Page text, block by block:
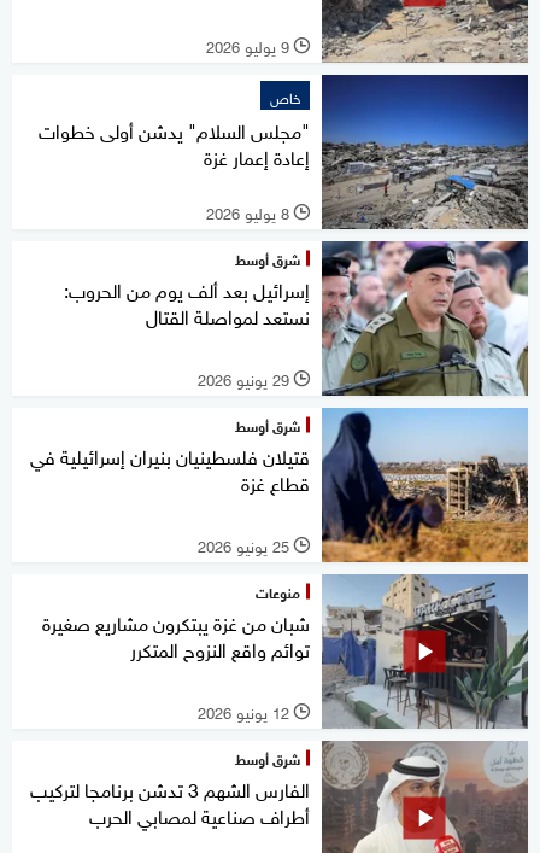
l 9 يوليو 2026
خاص
"مجلس السلام" يدشن أولى خطوات
إعادة إعمار غزة
l 8 يوليو 2026
شرق أوسط
إسرائيل بعد ألف يوم من الحروب:
نستعد لمواصلة القتال
l 29 يونيو 2026
شرق أوسط
قتيلان فلسطينيان بنيران إسرائيلية في
قطاع غزة
l 25 يونيو 2026
منوعات
شبان من غزة يبتكرون مشاريع صغيرة
توائم واقع النزوح المتكرر
l 12 يونيو 2026
شرق أوسط
الفارس الشهم 3 تدشن برنامجا لتركيب
أطراف صناعية لمصابي الحرب